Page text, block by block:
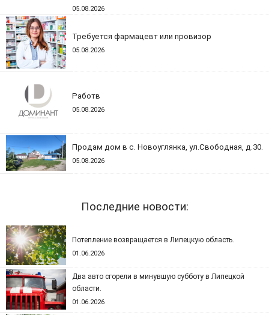
05.08.2026
Требуется фармацевт или провизор
05.08.2026
Работв
05.08.2026
Продам дом в с. Новоуглянка, ул.Свободная, д.30.
05.08.2026
Последние новости:
Потепление возвращается в Липецкую область.
01.06.2026
Два авто сгорели в минувшую субботу в Липецкой
области.
01.06.2026